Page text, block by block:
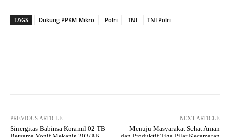
ts gr
bo tte
re
TAGS Dukung PPKM Mikro Polri TNI TNI Polri
PREVIOUS ARTICLE
Sinergitas Babinsa Koramil 02 TB
NEXT ARTICLE
Menuju Masyarakat Sehat Aman